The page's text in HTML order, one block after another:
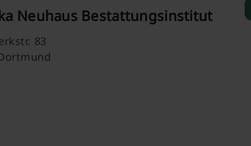
Neuhaus Bestattungsinstitut
83